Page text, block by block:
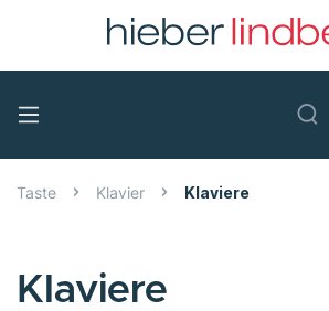
Taste Klavier Klaviere
Klaviere